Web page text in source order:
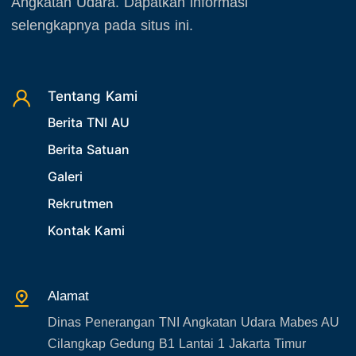
23. Operasi TNI
26. Agenda Yasarini
27. Politik
28. Bukan Berita TNI AU
29. Akademik
30. Organisasi TNI
31. SPAM
34. Agenda Kabupaten/Kota
35. Gangguan bandara
November 2025
selengkapnya pada situs ini.
Tentang Kami
Berita TNI AU
Berita Satuan
Galeri
Rekrutmen
Kontak Kami
Alamat
Dinas Penerangan TNI Angkatan Udara Mabes AU
Cilangkap Gedung B1 Lantai 1 Jakarta Timur